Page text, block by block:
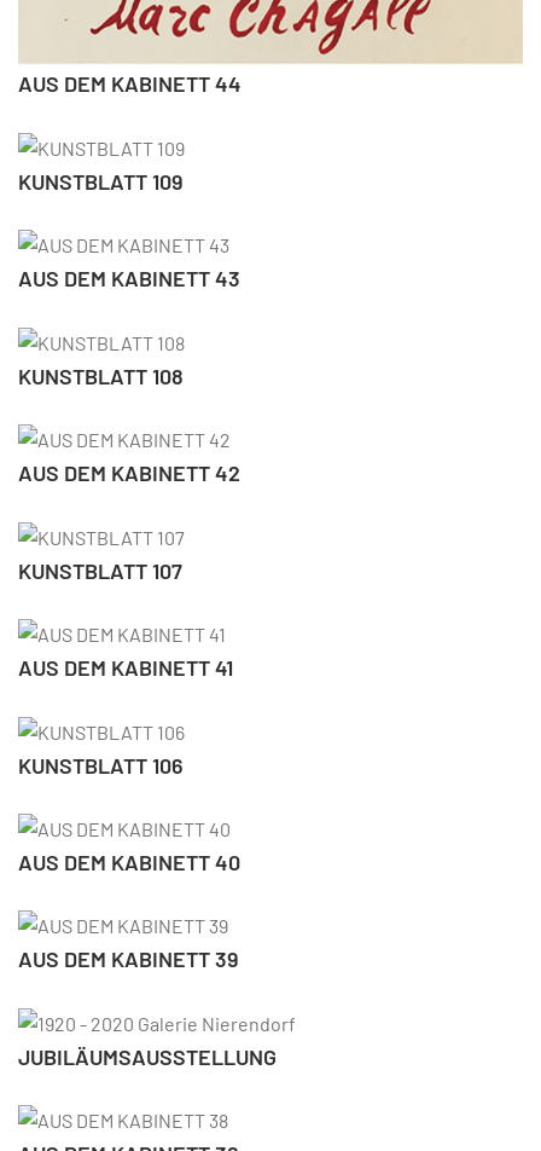
AUS DEM KABINETT 44
KUNSTBLATT 109
AUS DEM KABINETT 43
KUNSTBLATT 108
AUS DEM KABINETT 42
KUNSTBLATT 107
AUS DEM KABINETT 41
KUNSTBLATT 106
AUS DEM KABINETT 40
AUS DEM KABINETT 39
JUBILÄUMSAUSSTELLUNG